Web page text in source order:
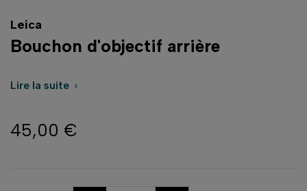
Leica
Bouchon d'objectif arrière
Lire la suite 
45,00 €